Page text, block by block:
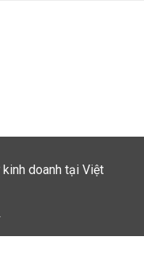
doanh tại Việt